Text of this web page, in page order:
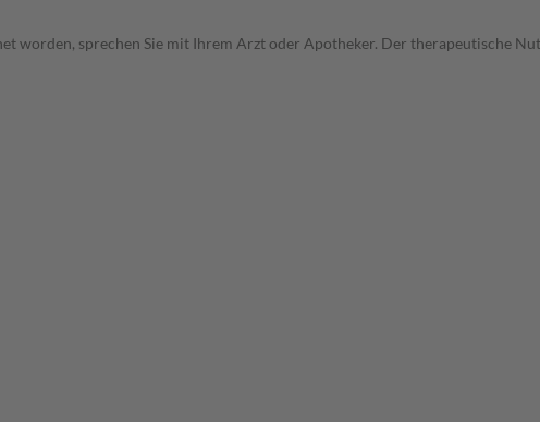
worden, sprechen Sie mit Ihrem Arzt oder Apotheker. Der therapeutische